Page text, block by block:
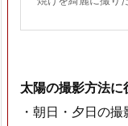
太陽の撮影方法に
・朝日・夕日の